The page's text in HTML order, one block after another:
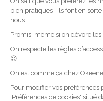
Suivez-nous
Linkedin
Facebook
Youtube